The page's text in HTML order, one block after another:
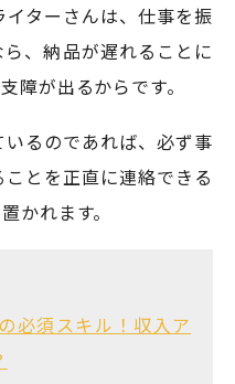
ターさんは、仕事を振
、納品が遅れることに
障が出るからです。
るのであれば、必ず事
とを正直に連絡できる
かれます。
必須スキル！収入ア